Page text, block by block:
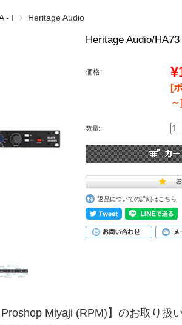
- I Heritage Audio
Heritage Audio/
価格:
[
～]
数量:
返品についての詳細はこちら
Miyaji (RPM)】のお取り扱い